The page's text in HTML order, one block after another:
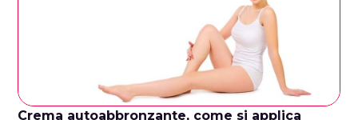
Crema autoabbronzante, come si applica